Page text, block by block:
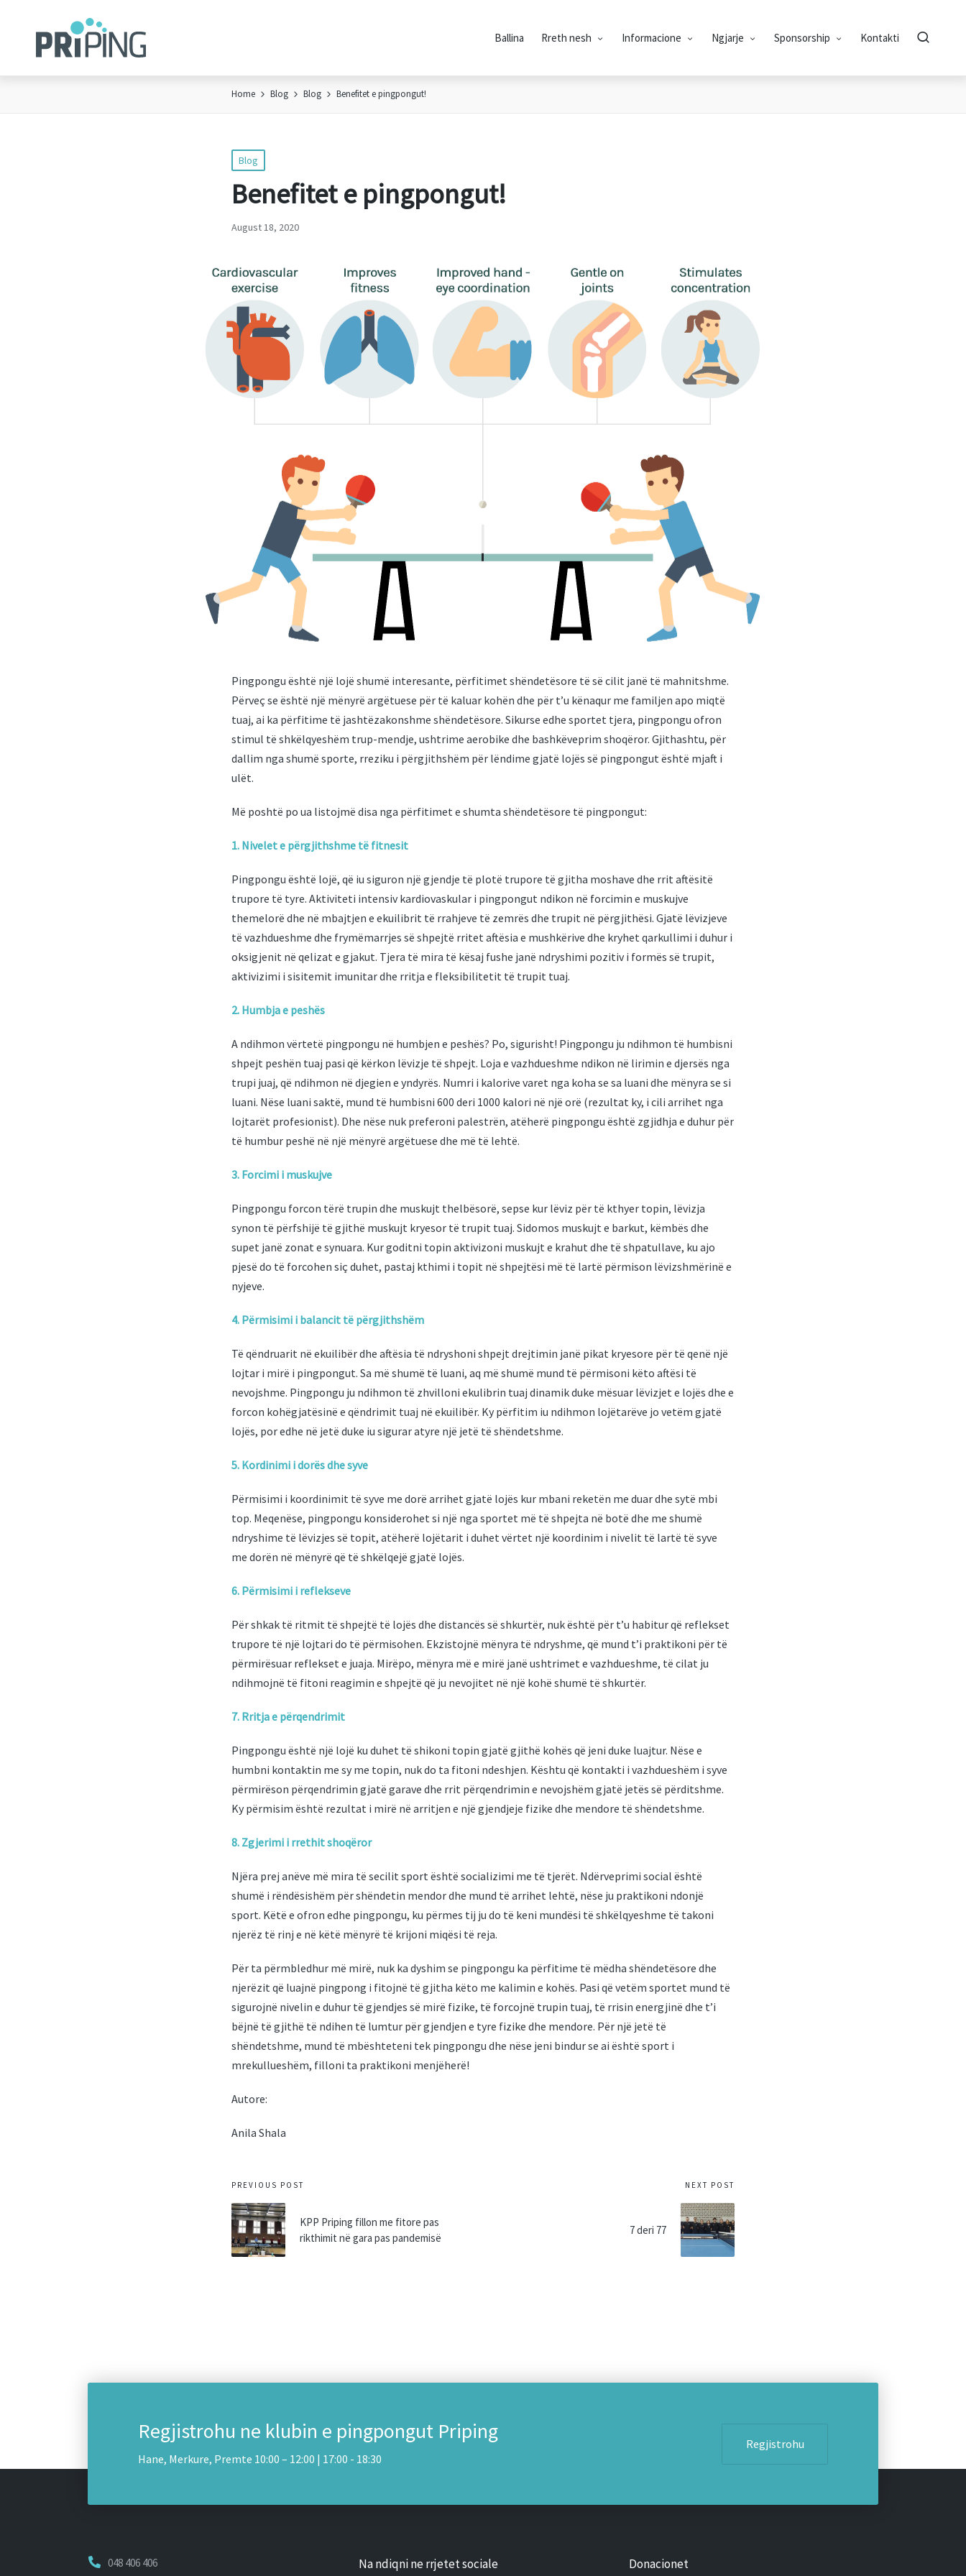
Ballina Rreth nesh Informacione Ngjarje Sponsorship Kontakti
Home Blog Blog Benefitet e pingpongut!
Posted
in
Blog
Benefitet e pingpongut!
August 18, 2020
Pingpongu është një lojë shumë interesante, përfitimet shëndetësore të së cilit janë të mahnitshme.
Përveç se është një mënyrë argëtuese për të kaluar kohën dhe për t’u kënaqur me familjen apo miqtë
tuaj, ai ka përfitime të jashtëzakonshme shëndetësore. Sikurse edhe sportet tjera, pingpongu ofron
stimul të shkëlqyeshëm trup-mendje, ushtrime aerobike dhe bashkëveprim shoqëror. Gjithashtu, për
dallim nga shumë sporte, rreziku i përgjithshëm për lëndime gjatë lojës së pingpongut është mjaft i
ulët.
Më poshtë po ua listojmë disa nga përfitimet e shumta shëndetësore të pingpongut:
1. Nivelet e përgjithshme të fitnesit
Pingpongu është lojë, që iu siguron një gjendje të plotë trupore të gjitha moshave dhe rrit aftësitë
trupore të tyre. Aktiviteti intensiv kardiovaskular i pingpongut ndikon në forcimin e muskujve
themelorë dhe në mbajtjen e ekuilibrit të rrahjeve të zemrës dhe trupit në përgjithësi. Gjatë lëvizjeve
të vazhdueshme dhe frymëmarrjes së shpejtë rritet aftësia e mushkërive dhe kryhet qarkullimi i duhur i
oksigjenit në qelizat e gjakut. Tjera të mira të kësaj fushe janë ndryshimi pozitiv i formës së trupit,
aktivizimi i sisitemit imunitar dhe rritja e fleksibilitetit të trupit tuaj.
2. Humbja e peshës
A ndihmon vërtetë pingpongu në humbjen e peshës? Po, sigurisht! Pingpongu ju ndihmon të humbisni
shpejt peshën tuaj pasi që kërkon lëvizje të shpejt. Loja e vazhdueshme ndikon në lirimin e djersës nga
trupi juaj, që ndihmon në djegien e yndyrës. Numri i kalorive varet nga koha se sa luani dhe mënyra se si
luani. Nëse luani saktë, mund të humbisni 600 deri 1000 kalori në një orë (rezultat ky, i cili arrihet nga
lojtarët profesionist). Dhe nëse nuk preferoni palestrën, atëherë pingpongu është zgjidhja e duhur për
të humbur peshë në një mënyrë argëtuese dhe më të lehtë.
3. Forcimi i muskujve
Pingpongu forcon tërë trupin dhe muskujt thelbësorë, sepse kur lëviz për të kthyer topin, lëvizja
synon të përfshijë të gjithë muskujt kryesor të trupit tuaj. Sidomos muskujt e barkut, këmbës dhe
supet janë zonat e synuara. Kur goditni topin aktivizoni muskujt e krahut dhe të shpatullave, ku ajo
pjesë do të forcohen siç duhet, pastaj kthimi i topit në shpejtësi më të lartë përmison lëvizshmërinë e
nyjeve.
4. Përmisimi i balancit të përgjithshëm
Të qëndruarit në ekuilibër dhe aftësia të ndryshoni shpejt drejtimin janë pikat kryesore për të qenë një
lojtar i mirë i pingpongut. Sa më shumë të luani, aq më shumë mund të përmisoni këto aftësi të
nevojshme. Pingpongu ju ndihmon të zhvilloni ekulibrin tuaj dinamik duke mësuar lëvizjet e lojës dhe e
forcon kohëgjatësinë e qëndrimit tuaj në ekuilibër. Ky përfitim iu ndihmon lojëtarëve jo vetëm gjatë
lojës, por edhe në jetë duke iu sigurar atyre një jetë të shëndetshme.
5. Kordinimi i dorës dhe syve
Përmisimi i koordinimit të syve me dorë arrihet gjatë lojës kur mbani reketën me duar dhe sytë mbi
top. Meqenëse, pingpongu konsiderohet si një nga sportet më të shpejta në botë dhe me shumë
ndryshime të lëvizjes së topit, atëherë lojëtarit i duhet vërtet një koordinim i nivelit të lartë të syve
me dorën në mënyrë që të shkëlqejë gjatë lojës.
6. Përmisimi i reflekseve
Për shkak të ritmit të shpejtë të lojës dhe distancës së shkurtër, nuk është për t’u habitur që reflekset
trupore të një lojtari do të përmisohen. Ekzistojnë mënyra të ndryshme, që mund t’i praktikoni për të
përmirësuar reflekset e juaja. Mirëpo, mënyra më e mirë janë ushtrimet e vazhdueshme, të cilat ju
ndihmojnë të fitoni reagimin e shpejtë që ju nevojitet në një kohë shumë të shkurtër.
7. Rritja e përqendrimit
Pingpongu është një lojë ku duhet të shikoni topin gjatë gjithë kohës që jeni duke luajtur. Nëse e
humbni kontaktin me sy me topin, nuk do ta fitoni ndeshjen. Kështu që kontakti i vazhdueshëm i syve
përmirëson përqendrimin gjatë garave dhe rrit përqendrimin e nevojshëm gjatë jetës së përditshme.
Ky përmisim është rezultat i mirë në arritjen e një gjendjeje fizike dhe mendore të shëndetshme.
8. Zgjerimi i rrethit shoqëror
Njëra prej anëve më mira të secilit sport është socializimi me të tjerët. Ndërveprimi social është
shumë i rëndësishëm për shëndetin mendor dhe mund të arrihet lehtë, nëse ju praktikoni ndonjë
sport. Këtë e ofron edhe pingpongu, ku përmes tij ju do të keni mundësi të shkëlqyeshme të takoni
njerëz të rinj e në këtë mënyrë të krijoni miqësi të reja.
Për ta përmbledhur më mirë, nuk ka dyshim se pingpongu ka përfitime të mëdha shëndetësore dhe
njerëzit që luajnë pingpong i fitojnë të gjitha këto me kalimin e kohës. Pasi që vetëm sportet mund të
sigurojnë nivelin e duhur të gjendjes së mirë fizike, të forcojnë trupin tuaj, të rrisin energjinë dhe t’i
bëjnë të gjithë të ndihen të lumtur për gjendjen e tyre fizike dhe mendore. Për një jetë të
shëndetshme, mund të mbështeteni tek pingpongu dhe nëse jeni bindur se ai është sport i
mrekullueshëm, filloni ta praktikoni menjëherë!
Autore:
Anila Shala
Post
navigation
PREVIOUS POST
KPP Priping fillon me fitore pas
rikthimit në gara pas pandemisë
NEXT POST
7 deri 77
Regjistrohu ne klubin e pingpongut Priping
Hane, Merkure, Premte 10:00 – 12:00 | 17:00 - 18:30
Regjistrohu
048 406 406 Na ndiqni ne rrjetet sociale Donacionet